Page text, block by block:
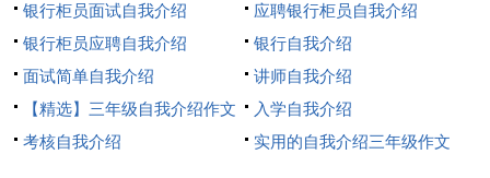
银行柜员面试自我介绍
应聘银行柜员自我介绍
银行柜员应聘自我介绍
银行自我介绍
面试简单自我介绍
讲师自我介绍
【精选】三年级自我介绍作文
300字汇编八篇
入学自我介绍
考核自我介绍
实用的自我介绍三年级作文